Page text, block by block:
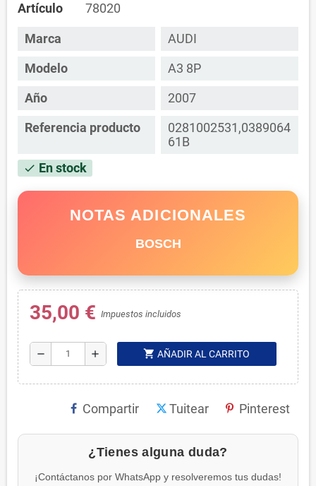
Artículo 78020
Marca
AUDI
Modelo
A3 8P
Año
2007
Referencia producto
0281002531,0389064
61B
check En stock
NOTAS ADICIONALES
BOSCH
35,00 € Impuestos incluidos
remove add shopping_cart AÑADIR AL CARRITO
Compartir Tuitear Pinterest
¿Tienes alguna duda?
¡Contáctanos por WhatsApp y resolveremos tus dudas!